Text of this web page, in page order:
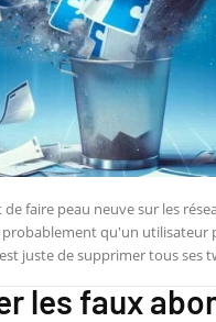
faire peau neuve sur les
qu'un
juste de supprimer tous ses
les faux